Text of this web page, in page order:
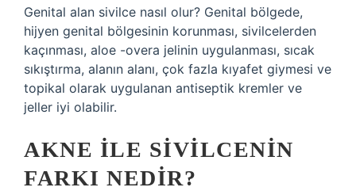
Genital alan sivilce nasıl olur? Genital bölgede,
hijyen genital bölgesinin korunması, sivilcelerden
kaçınması, aloe -overa jelinin uygulanması, sıcak
sıkıştırma, alanın alanı, çok fazla kıyafet giymesi ve
topikal olarak uygulanan antiseptik kremler ve
jeller iyi olabilir.
AKNE ILE SIVILCENIN
FARKI NEDIR?